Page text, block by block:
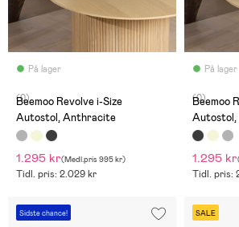
På lager
(0)
Beemoo Revolve i-Size
Autostol, Anthracite
1.295 kr(Medl.pris 995 kr)
Tidl. pris: 2.029 kr
På lager
(0)
Beemoo
Autostol,
1.295 kr
Tidl. pris:
Sidste chance! SALE